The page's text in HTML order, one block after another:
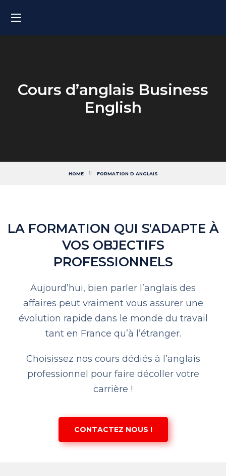
Cours d’anglais Business
English
HOME FORMATION D ANGLAIS
LA FORMATION QUI S'ADAPTE À
VOS OBJECTIFS
PROFESSIONNELS
Aujourd’hui, bien parler l’anglais des
affaires peut vraiment vous assurer une
évolution rapide dans le monde du travail
tant en France qu’à l’étranger.
Choisissez nos cours dédiés à l’anglais
professionnel pour faire décoller votre
carrière !
CONTACTEZ NOUS !